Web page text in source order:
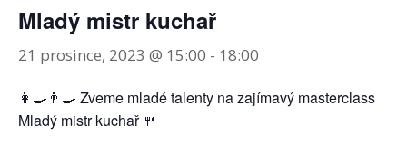
Mladý mistr kuchař
21 prosince, 2023 @ 15:00 - 18:00
👩‍🍳👨‍🍳 Zveme mladé talenty na zajímavý masterclass
Mladý mistr kuchař 🍴